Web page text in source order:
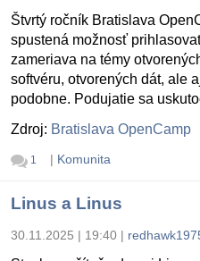
Štvrtý ročník Bratislava
spustená možnosť
zameriava na témy
softvéru, otvorených dát, ale
podobne. Podujatie sa
Zdroj: Bratislava OpenCamp
1 | Komunita
Linus a Linus
30.11.2025 | 19:40 |